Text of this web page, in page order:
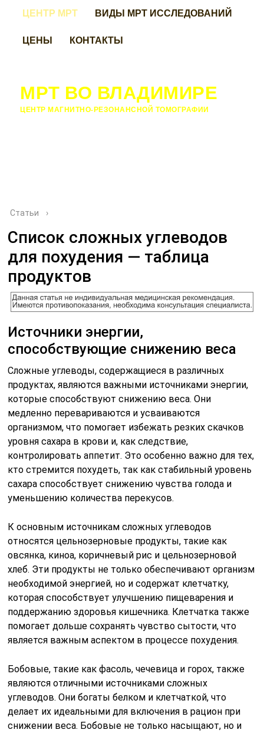
ЦЕНТР МРТ
ВИДЫ МРТ ИССЛЕДОВАНИЙ
ЦЕНЫ
КОНТАКТЫ
МРТ ВО ВЛАДИМИРЕ
ЦЕНТР МАГНИТНО-РЕЗОНАНСНОЙ ТОМОГРАФИИ
Статьи ›
Список сложных углеводов
для похудения — таблица
продуктов
Источники энергии,
способствующие снижению веса
Сложные углеводы, содержащиеся в различных
продуктах, являются важными источниками энергии,
которые способствуют снижению веса. Они
медленно перевариваются и усваиваются
организмом, что помогает избежать резких скачков
уровня сахара в крови и, как следствие,
контролировать аппетит. Это особенно важно для тех,
кто стремится похудеть, так как стабильный уровень
сахара способствует снижению чувства голода и
уменьшению количества перекусов.
К основным источникам сложных углеводов
относятся цельнозерновые продукты, такие как
овсянка, киноа, коричневый рис и цельнозерновой
хлеб. Эти продукты не только обеспечивают организм
необходимой энергией, но и содержат клетчатку,
которая способствует улучшению пищеварения и
поддержанию здоровья кишечника. Клетчатка также
помогает дольше сохранять чувство сытости, что
является важным аспектом в процессе похудения.
Бобовые, такие как фасоль, чечевица и горох, также
являются отличными источниками сложных
углеводов. Они богаты белком и клетчаткой, что
делает их идеальными для включения в рацион при
снижении веса. Бобовые не только насыщают, но и